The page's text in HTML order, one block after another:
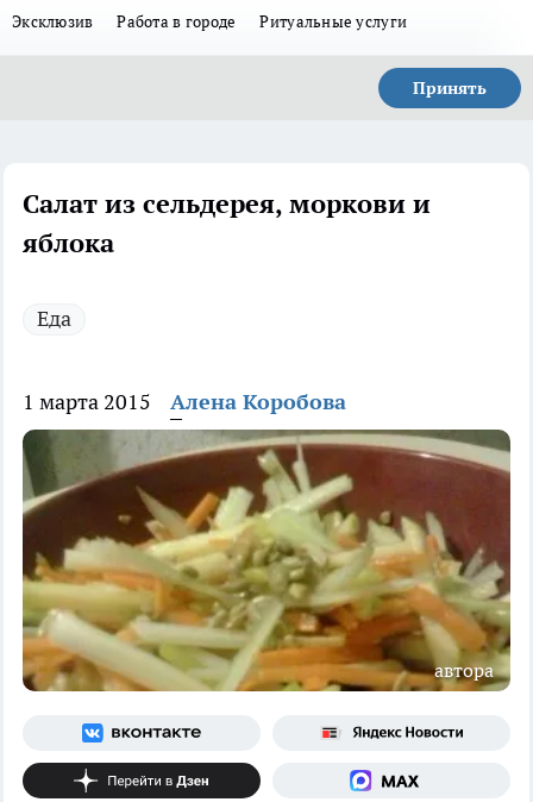
Эксклюзив Работа в городе Ритуальные услуги
Принять
Салат из сельдерея, моркови и
яблока
Еда
1 марта 2015 Алена Коробова
автора